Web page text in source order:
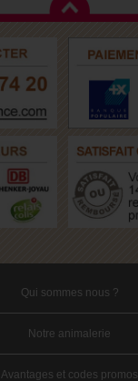
Qui sommes nous ?
Notre animalerie
Avantages et codes promos